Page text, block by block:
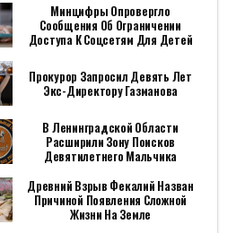
Минцифры Опровергло
Сообщения Об Ограничении
Доступа К Соцсетям Для Детей
Прокурор Запросил Девять Лет
Экс-Директору Газманова
В Ленинградской Области
Расширили Зону Поисков
Девятилетнего Мальчика
Древний Взрыв Фекалий Назван
Причиной Появления Сложной
Жизни На Земле